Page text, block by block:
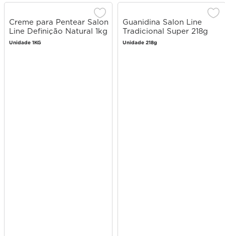
Creme para Pentear Salon
Line Definição Natural 1kg
Unidade 1KG
Guanidina Salon Line
Tradicional Super 218g
Unidade 218g